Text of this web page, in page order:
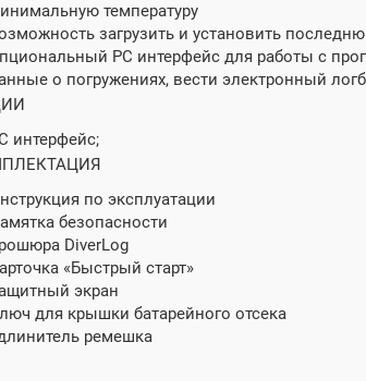
температуру
загрузить и установить
PC интерфейс для работы с
о погружениях, вести электронный
интерфейс;
по эксплуатации
безопасности
DiverLog
«Быстрый старт»
экран
для крышки батарейного отсека
ремешка